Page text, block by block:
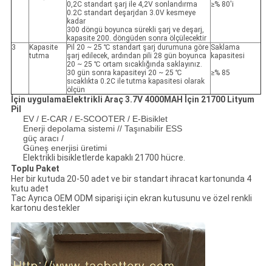
0,2C standart şarj ile 4,2V sonlandırma
0.2C standart deşarjdan 3.0V kesmeye
kadar
300 döngü boyunca sürekli şarj ve deşarj,
kapasite 200. döngüden sonra ölçülecektir
≥% 80'i
3
Kapasite
tutma
Pil 20 ~ 25 ℃ standart şarj durumuna göre
şarj edilecek, ardından pili 28 gün boyunca
20 ~ 25 ℃ ortam sıcaklığında saklayınız.
30 gün sonra kapasiteyi 20 ~ 25 ℃
sıcaklıkta 0.2C ile tutma kapasitesi olarak
ölçün
Saklama
kapasitesi
≥% 85
İçin uygulamaElektrikli Araç 3.7V 4000MAH İçin 21700 Lityum
Pil
EV / E-CAR / E-SCOOTER / E-Bisiklet
Enerji depolama sistemi // Taşınabilir ESS
güç aracı /
Güneş enerjisi üretimi
Elektrikli bisikletlerde kapaklı 21700 hücre.
Toplu Paket
Her bir kutuda 20-50 adet ve bir standart ihracat kartonunda 4
kutu adet
Tac Ayrıca OEM ODM siparişi için ekran kutusunu ve özel renkli
kartonu destekler